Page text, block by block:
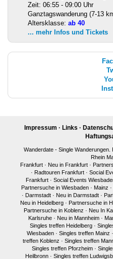
Zeit: 06:55 - 09:00 Uhr
Ganztagswanderung (7-13
Altersklasse: ab 40
... mehr Infos und Tickets
Impressum · Links ·
Wanderdate - Single
Rhein
Frankfurt · Neu in Frankfurt ·
· Radtouren Frankfurt · Social
Frankfurt· Social Events
Partnersuche in Wiesbaden· Mainz ·
· Darmstadt· Neu in Darmstadt·
Neu in Heidelberg · Partnersuche in
Partnersuche in Koblenz · Neu In
Karlsruhe· Neu in Mannheim·
Singles treffen Heidelberg ·
Wiesbaden· Singles treffen Mainz ·
treffen Koblenz · Singles treffen
Singles treffen Pforzheim·
Heilbronn· Singles treffen